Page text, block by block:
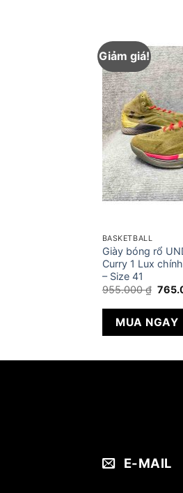
Giảm giá!
BASKETBALL
Giày bóng rổ
Curry 1 Lux
– Size 41
955.000₫ Giá
là:
MUA NGAY
E-MAIL